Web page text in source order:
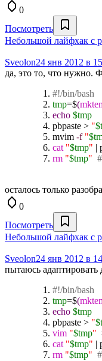
0
Посмотреть
Небольшой лайфхак с
Sveolon24 янв 2012 в
да, это то, что нужно.
#!/bin/bash
tmp=$(
echo $tmp
pbpaste > "
mvim -f "
cat "$tmp" |
rm "$tmp"
осталось только
0
Посмотреть
Небольшой лайфхак с
Sveolon24 янв 2012 в
пытаюсь адаптировать
#!/bin/bash
tmp=$(
echo $tmp
pbpaste > "
vim "$tmp"
cat "$tmp" |
rm "$tmp"